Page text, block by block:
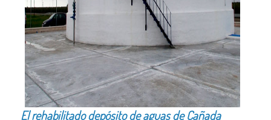
El rehabilitado depósito de aguas de Cañada